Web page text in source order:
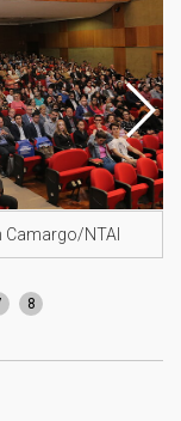
Camargo/NTAI
8